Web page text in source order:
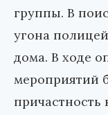
группы. В
угона
дома. В ходе
мероприятий